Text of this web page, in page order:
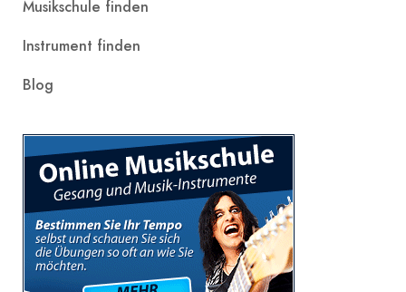
Musikschule finden
Instrument finden
Blog